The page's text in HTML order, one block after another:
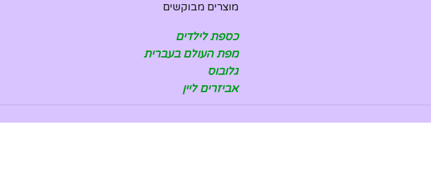
מוצרים מבוקשים
כספת לילדים
מפת העולם בעברית
גלובוס
אביזרים ליין